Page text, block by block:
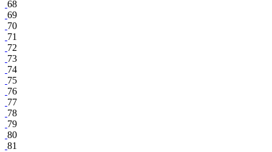
68
69
70
71
72
73
74
75
76
77
78
79
80
81